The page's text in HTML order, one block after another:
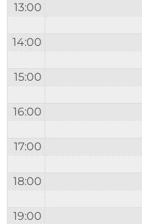
13:00
14:00
15:00
16:00
17:00
18:00
19:00